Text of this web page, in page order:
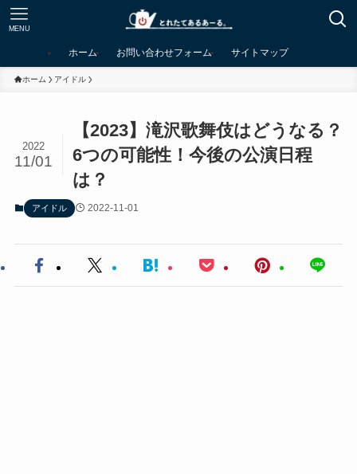
MENU
ホーム お問い合わせフォーム サイトマップ
ホーム アイドル
【2023】滝沢歌舞伎はどうなる？
6つの可能性！今後の公演日程
は？
2022
11/01
アイドル 2022-11-01